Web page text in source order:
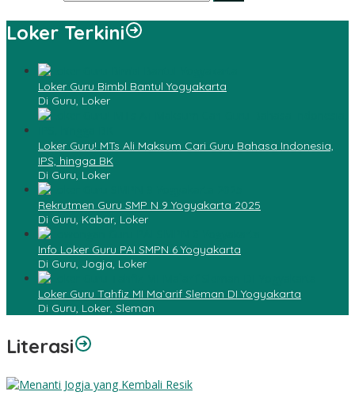
Loker Terkini
Loker Guru Bimbl Bantul Yogyakarta
Di Guru, Loker
Loker Guru! MTs Ali Maksum Cari Guru Bahasa Indonesia,
IPS, hingga BK
Di Guru, Loker
Rekrutmen Guru SMP N 9 Yogyakarta 2025
Di Guru, Kabar, Loker
Info Loker Guru PAI SMPN 6 Yogyakarta
Di Guru, Jogja, Loker
Loker Guru Tahfiz MI Ma`arif Sleman DI Yogyakarta
Di Guru, Loker, Sleman
Literasi